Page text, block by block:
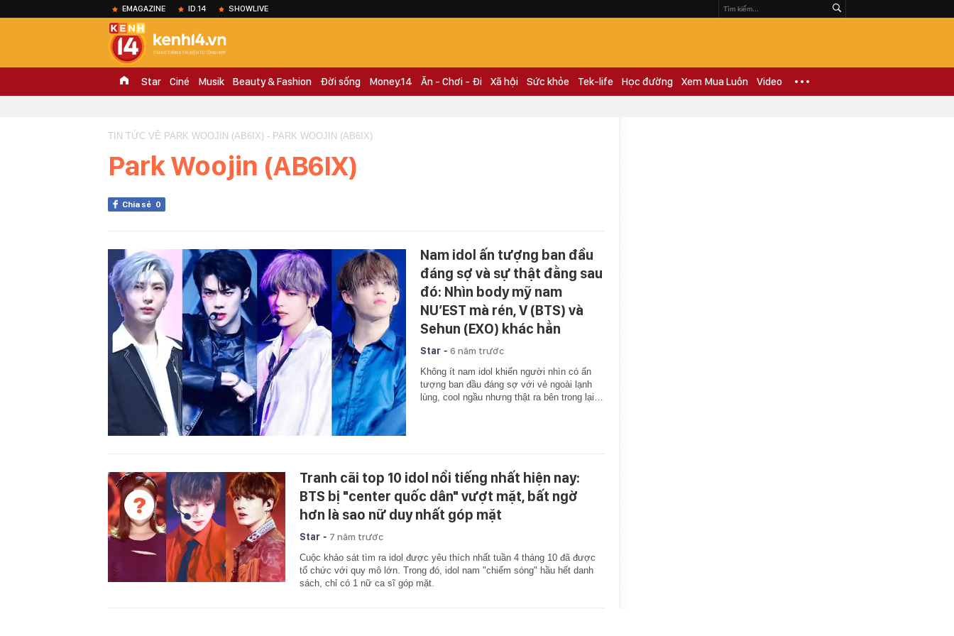
EMAGAZINE ID.14 SHOWLIVE
Star Ciné Musik Beauty & Fashion Đời sống Money.14 Ăn - Chơi - Đi Xã hội Sức khỏe Tek-life Học đường Xem Mua Luôn Video
TIN TỨC VỀ PARK WOOJIN (AB6IX) - PARK WOOJIN (AB6IX)
Park Woojin (AB6IX)
Chia sẻ 0
Nam idol ấn tượng ban đầu
đáng sợ và sự thật đằng sau
đó: Nhìn body mỹ nam
NU’EST mà rén, V (BTS) và
Sehun (EXO) khác hẳn
Star - 6 năm trước
Không ít nam idol khiến người nhìn có ấn
tượng ban đầu đáng sợ với vẻ ngoài lạnh
lùng, cool ngầu nhưng thật ra bên trong lại…
Tranh cãi top 10 idol nổi tiếng nhất hiện nay:
BTS bị "center quốc dân" vượt mặt, bất ngờ
hơn là sao nữ duy nhất góp mặt
Star - 7 năm trước
Cuộc khảo sát tìm ra idol được yêu thích nhất tuần 4 tháng 10 đã được
tổ chức với quy mô lớn. Trong đó, idol nam "chiếm sóng" hầu hết danh
sách, chỉ có 1 nữ ca sĩ góp mặt.